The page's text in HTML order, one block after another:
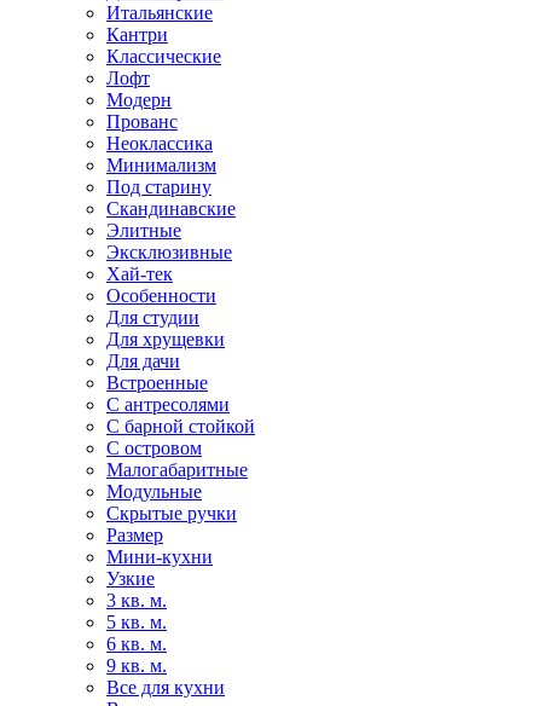
Итальянские
Кантри
Классические
Лофт
Модерн
Прованс
Неоклассика
Минимализм
Под старину
Скандинавские
Элитные
Эксклюзивные
Хай-тек
Особенности
Для студии
Для хрущевки
Для дачи
Встроенные
С антресолями
С барной стойкой
С островом
Малогабаритные
Модульные
Скрытые ручки
Размер
Мини-кухни
Узкие
3 кв. м.
5 кв. м.
6 кв. м.
9 кв. м.
Все для кухни